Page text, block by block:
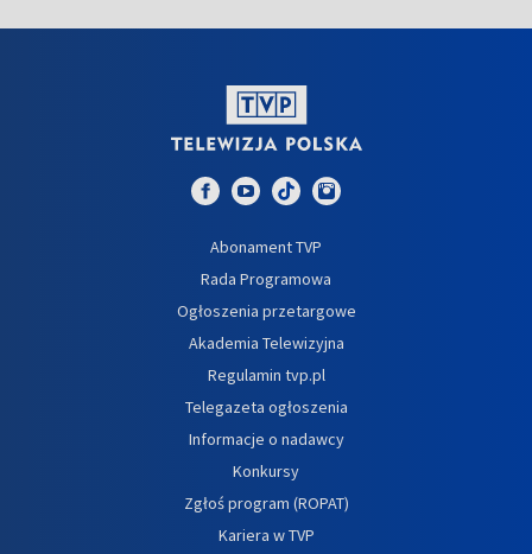
Abonament TVP
Rada Programowa
Ogłoszenia przetargowe
Akademia Telewizyjna
Regulamin tvp.pl
Telegazeta ogłoszenia
Informacje o nadawcy
Konkursy
Zgłoś program (ROPAT)
Kariera w TVP